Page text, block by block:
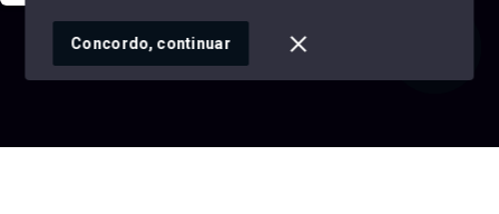
SITE PARA IMOBILIARIA
Concordo, continuar